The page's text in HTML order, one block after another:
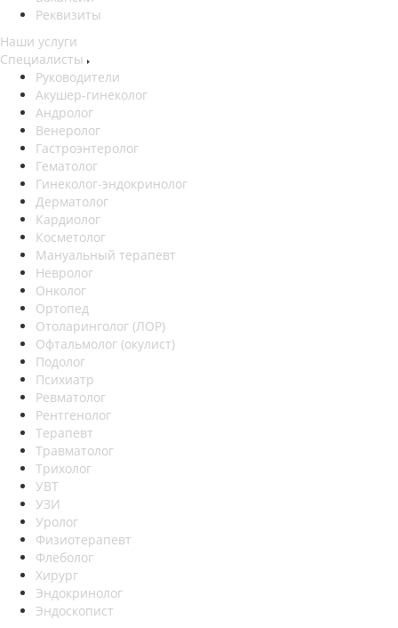
Реквизиты
Наши услуги
Специалисты
Руководители
Акушер-гинеколог
Андролог
Венеролог
Гастроэнтеролог
Гематолог
Гинеколог-эндокринолог
Дерматолог
Кардиолог
Косметолог
Мануальный терапевт
Невролог
Онколог
Ортопед
Отоларинголог (ЛОР)
Офтальмолог (окулист)
Подолог
Психиатр
Ревматолог
Рентгенолог
Терапевт
Травматолог
Трихолог
УВТ
УЗИ
Уролог
Физиотерапевт
Флеболог
Хирург
Эндокринолог
Эндоскопист